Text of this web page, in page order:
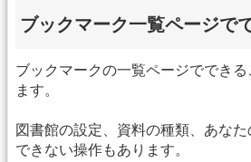
ブックマーク一覧ページで
ブックマークの一覧ページででき
ます。
図書館の設定、資料の種類、あなた
できない操作もあります。